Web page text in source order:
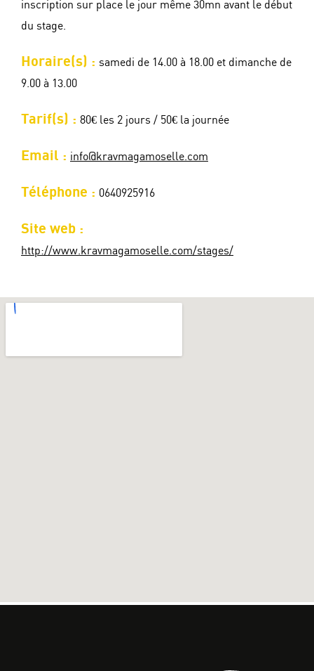
inscription sur place le jour même 30mn avant le début
du stage.
Horaire(s) : samedi de 14.00 à 18.00 et dimanche de
9.00 à 13.00
Tarif(s) : 80€ les 2 jours / 50€ la journée
Email : info@kravmagamoselle.com
Téléphone : 0640925916
Site web :
http://www.kravmagamoselle.com/stages/